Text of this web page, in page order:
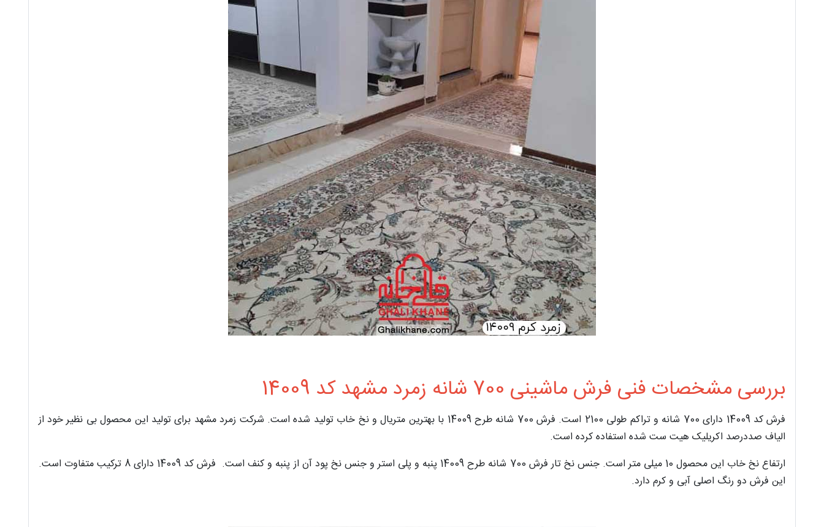
بررسی مشخصات فنی فرش ماشینی 700 شانه زمرد مشهد کد 14009
فرش کد 14009 دارای 700 شانه و تراکم طولی 2100 است. فرش 700 شانه طرح 14009 با بهترین متریال و نخ خاب تولید شده است. شرکت زمرد مشهد برای تولید این محصول بی نظیر خود از
الیاف صددرصد اکریلیک هیت ست شده استفاده کرده است.
ارتفاع نخ خاب این محصول 10 میلی متر است. جنس نخ تار فرش 700 شانه طرح 14009 پنبه و پلی استر و جنس نخ پود آن از پنبه و کنف است. فرش کد 14009 دارای 8 ترکیب متفاوت است.
این فرش دو رنگ اصلی آبی و کرم دارد.